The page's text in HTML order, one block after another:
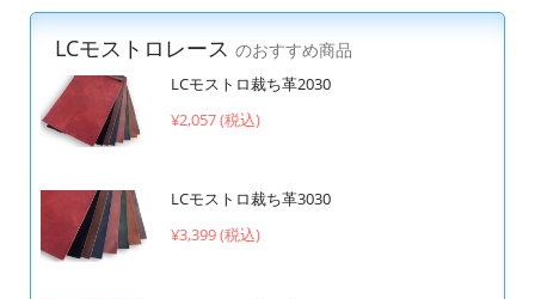
LCモストロレース のおすすめ商品
LCモストロ裁ち革2030
¥2,057 (税込)
LCモストロ裁ち革3030
¥3,399 (税込)